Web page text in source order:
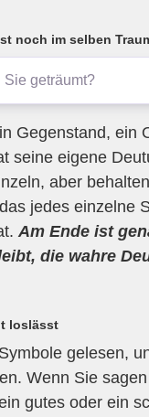
a
m
A
p
p
noch im selben
Gegenstand, ein
seine eigene
aber
jedes einzelne
Am Ende ist
die wahre
loslässt
gelesen,
Wenn Sie
gutes oder ein